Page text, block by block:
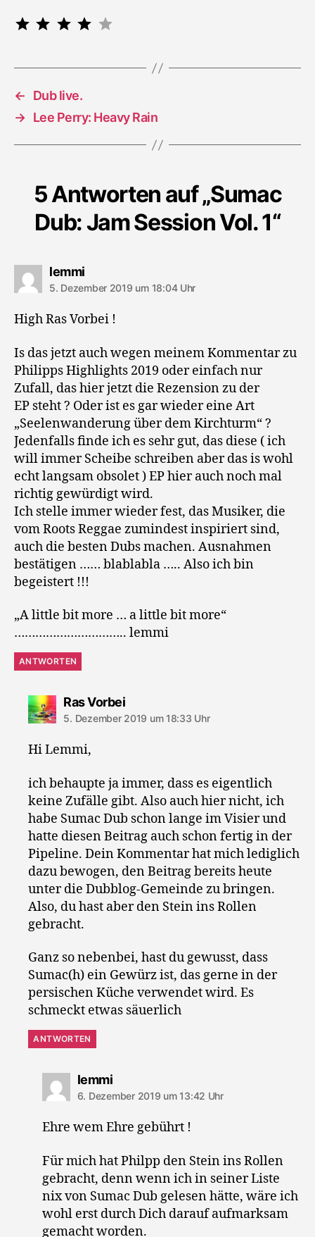
⭐
←
Dub live.
→ Lee Perry: Heavy Rain
5 Antworten auf „Sumac
Dub: Jam Session Vol. 1“
lemmisagt:
5. Dezember 2019 um 18:04 Uhr
High Ras Vorbei !
Is das jetzt auch wegen meinem Kommentar zu
Philipps Highlights 2019 oder einfach nur
Zufall, das hier jetzt die Rezension zu der
EP steht ? Oder ist es gar wieder eine Art
„Seelenwanderung über dem Kirchturm“ ?
Jedenfalls finde ich es sehr gut, das diese ( ich
will immer Scheibe schreiben aber das is wohl
echt langsam obsolet ) EP hier auch noch mal
richtig gewürdigt wird.
Ich stelle immer wieder fest, das Musiker, die
vom Roots Reggae zumindest inspiriert sind,
auch die besten Dubs machen. Ausnahmen
bestätigen …… blablabla ….. Also ich bin
begeistert !!!
„A little bit more … a little bit more“
………………………….. lemmi
ANTWORTEN
Ras Vorbeisagt:
5. Dezember 2019 um 18:33 Uhr
Hi Lemmi,
ich behaupte ja immer, dass es eigentlich
keine Zufälle gibt. Also auch hier nicht, ich
habe Sumac Dub schon lange im Visier und
hatte diesen Beitrag auch schon fertig in der
Pipeline. Dein Kommentar hat mich lediglich
dazu bewogen, den Beitrag bereits heute
unter die Dubblog-Gemeinde zu bringen.
Also, du hast aber den Stein ins Rollen
gebracht.
Ganz so nebenbei, hast du gewusst, dass
Sumac(h) ein Gewürz ist, das gerne in der
persischen Küche verwendet wird. Es
schmeckt etwas säuerlich
ANTWORTEN
lemmisagt:
6. Dezember 2019 um 13:42 Uhr
Ehre wem Ehre gebührt !
Für mich hat Philpp den Stein ins Rollen
gebracht, denn wenn ich in seiner Liste
nix von Sumac Dub gelesen hätte, wäre ich
wohl erst durch Dich darauf aufmarksam
gemacht worden.